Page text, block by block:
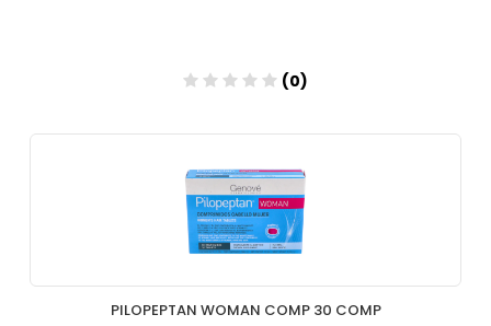
(0)
Añadir
PILOPEPTAN WOMAN COMP 30 COMP